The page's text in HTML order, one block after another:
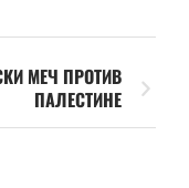
МЕЧ ПРОТИВ
ПАЛЕСТИНЕ